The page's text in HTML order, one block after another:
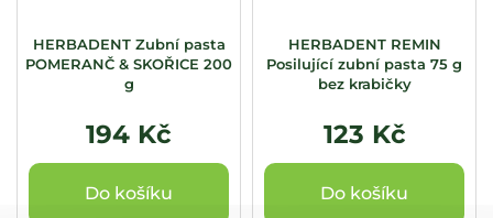
HERBADENT Zubní pasta
POMERANČ & SKOŘICE 200
g
194 Kč
Do košíku
HERBADENT REMIN
Posilující zubní pasta 75 g
bez krabičky
123 Kč
Do košíku